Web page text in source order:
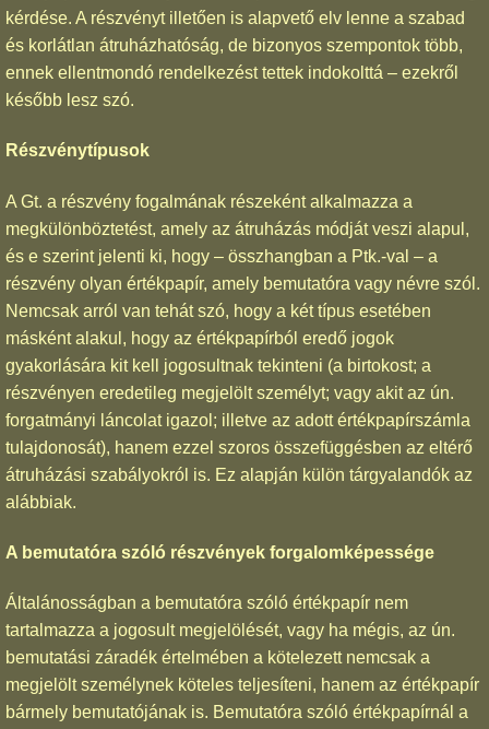
kérdése. A részvényt illetően is alapvető elv lenne a szabad
és korlátlan átruházhatóság, de bizonyos szempontok több,
ennek ellentmondó rendelkezést tettek indokolttá – ezekről
később lesz szó.
Részvénytípusok
A Gt. a részvény fogalmának részeként alkalmazza a
megkülönböztetést, amely az átruházás módját veszi alapul,
és e szerint jelenti ki, hogy – összhangban a Ptk.-val – a
részvény olyan értékpapír, amely bemutatóra vagy névre szól.
Nemcsak arról van tehát szó, hogy a két típus esetében
másként alakul, hogy az értékpapírból eredő jogok
gyakorlására kit kell jogosultnak tekinteni (a birtokost; a
részvényen eredetileg megjelölt személyt; vagy akit az ún.
forgatmányi láncolat igazol; illetve az adott értékpapírszámla
tulajdonosát), hanem ezzel szoros összefüggésben az eltérő
átruházási szabályokról is. Ez alapján külön tárgyalandók az
alábbiak.
A bemutatóra szóló részvények forgalomképessége
Általánosságban a bemutatóra szóló értékpapír nem
tartalmazza a jogosult megjelölését, vagy ha mégis, az ún.
bemutatási záradék értelmében a kötelezett nemcsak a
megjelölt személynek köteles teljesíteni, hanem az értékpapír
bármely bemutatójának is. Bemutatóra szóló értékpapírnál a